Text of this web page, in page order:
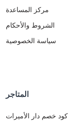
مركز المساعدة
الشروط والأحكام
سياسة الخصوصية
المتاجر
كود خصم دار الأميرات